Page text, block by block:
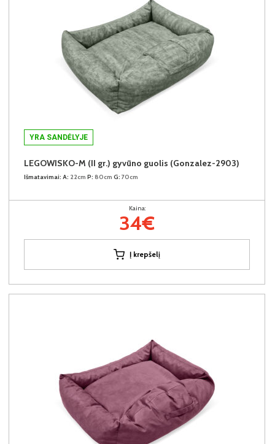
YRA SANDĖLYJE
LEGOWISKO-M (II gr.) gyvūno guolis (Gonzalez-2903)
Išmatavimai: A: 22cm P: 80cm G: 70cm
Kaina:
34€
Į krepšelį